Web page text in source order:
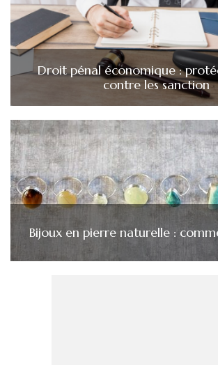
Droit pénal économique :
contre les sanction
Bijoux en pierre naturelle :